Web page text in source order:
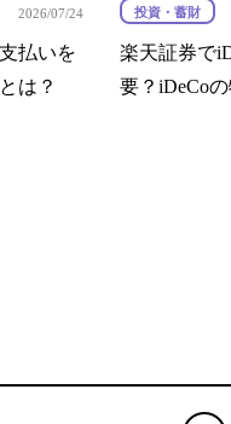
2026/07/24
払いを
は？
投資・蓄財
楽天証券で
要？iDeCo